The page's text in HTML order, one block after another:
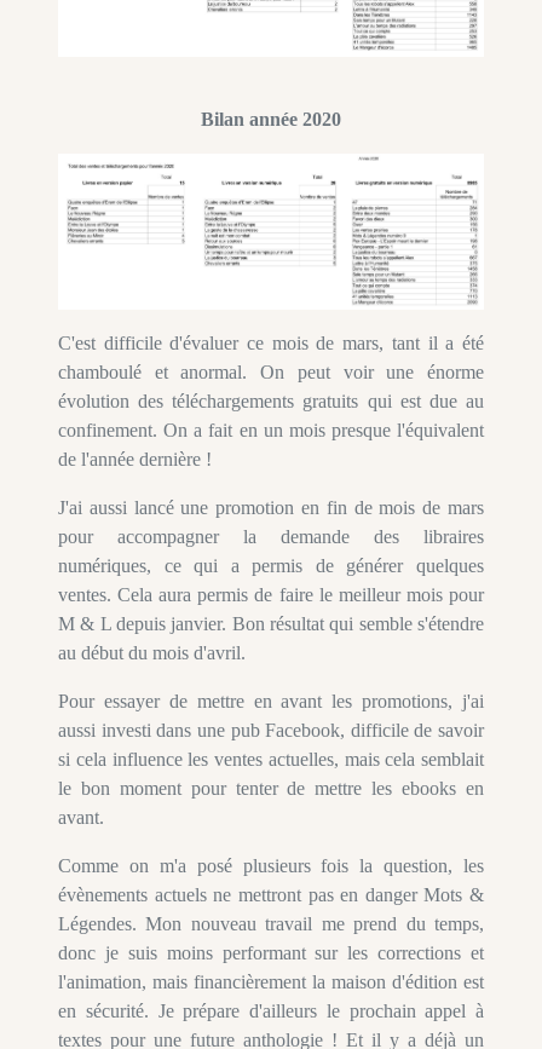
Bilan année 2020
C'est difficile d'évaluer ce mois de mars, tant il a été
chamboulé et anormal. On peut voir une énorme
évolution des téléchargements gratuits qui est due au
confinement. On a fait en un mois presque l'équivalent
de l'année dernière !
J'ai aussi lancé une promotion en fin de mois de mars
pour accompagner la demande des libraires
numériques, ce qui a permis de générer quelques
ventes. Cela aura permis de faire le meilleur mois pour
M & L depuis janvier. Bon résultat qui semble s'étendre
au début du mois d'avril.
Pour essayer de mettre en avant les promotions, j'ai
aussi investi dans une pub Facebook, difficile de savoir
si cela influence les ventes actuelles, mais cela semblait
le bon moment pour tenter de mettre les ebooks en
avant.
Comme on m'a posé plusieurs fois la question, les
évènements actuels ne mettront pas en danger Mots &
Légendes. Mon nouveau travail me prend du temps,
donc je suis moins performant sur les corrections et
l'animation, mais financièrement la maison d'édition est
en sécurité. Je prépare d'ailleurs le prochain appel à
textes pour une future anthologie ! Et il y a déjà un